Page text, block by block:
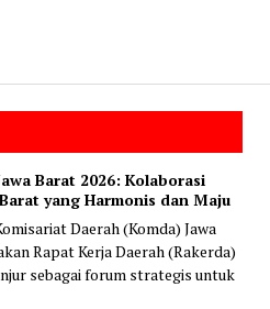
Barat 2026: Kolaborasi
yang Harmonis dan Maju
Daerah (Komda) Jawa
Rapat Kerja Daerah (Rakerda)
sebagai forum strategis untuk